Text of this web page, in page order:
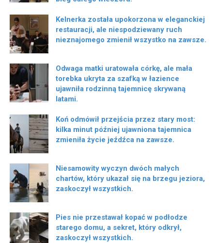
Kelnerka została upokorzona w eleganckiej
restauracji, ale niespodziewany ruch
nieznajomego zmienił wszystko na zawsze.
Odwaga matki uratowała córkę, ale mała
torebka ukryta za szafką w łazience
ujawniła rodzinną tajemnicę skrywaną
latami.
Koń odmówił przejścia przez stary most:
kilka minut później ujawniona tajemnica
zmieniła życie jeźdźca na zawsze.
Niesamowity wyczyn dwóch małych
chartów, który ukazał się na brzegu jeziora,
zaskoczył wszystkich.
Pies nie przestawał kopać w podłodze
starego domu, a sekret, który odkrył,
zaskoczył wszystkich.